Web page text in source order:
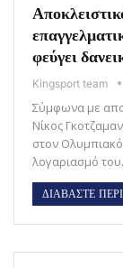
φεύγει
Kingsport team
Σύμφωνα με
Νίκος
στον Ολυμπιακό
λογαριασμό
ΔΙΑΒΑΣΤΕ